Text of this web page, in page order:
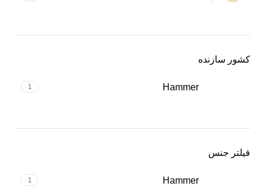
کشور سازنده
Hammer
1
فیلتر جنس
Hammer
1